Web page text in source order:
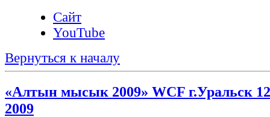
Сайт
YouTube
Вернуться к началу
«Алтын мысык 2009» WCF г.Уральск
2009